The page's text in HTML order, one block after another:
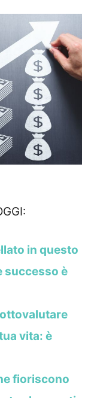
in questo
successo è
vita: è
fioriscono